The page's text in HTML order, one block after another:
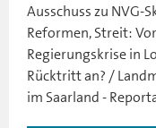
Ausschuss zu NVG-
Reformen, Streit:
Regierungskrise in
Rücktritt an? /
im Saarland -